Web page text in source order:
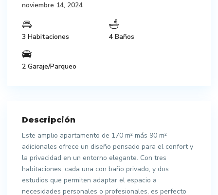
noviembre 14, 2024
3 Habitaciones 4 Baños
2 Garaje/Parqueo
Descripción
Este amplio apartamento de 170 m² más 90 m²
adicionales ofrece un diseño pensado para el confort y
la privacidad en un entorno elegante. Con tres
habitaciones, cada una con baño privado, y dos
estudios que permiten adaptar el espacio a
necesidades personales o profesionales, es perfecto